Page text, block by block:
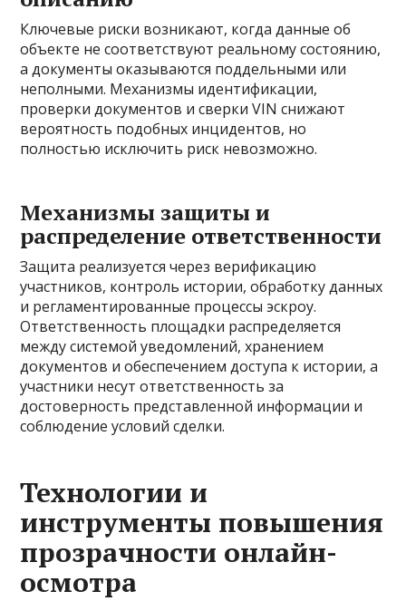
Ключевые риски возникают, когда данные об
объекте не соответствуют реальному состоянию,
а документы оказываются поддельными или
неполными. Механизмы идентификации,
проверки документов и сверки VIN снижают
вероятность подобных инцидентов, но
полностью исключить риск невозможно.
Механизмы защиты и
распределение ответственности
Защита реализуется через верификацию
участников, контроль истории, обработку данных
и регламентированные процессы эскроу.
Ответственность площадки распределяется
между системой уведомлений, хранением
документов и обеспечением доступа к истории, а
участники несут ответственность за
достоверность представленной информации и
соблюдение условий сделки.
Технологии и
инструменты повышения
прозрачности онлайн-
осмотра